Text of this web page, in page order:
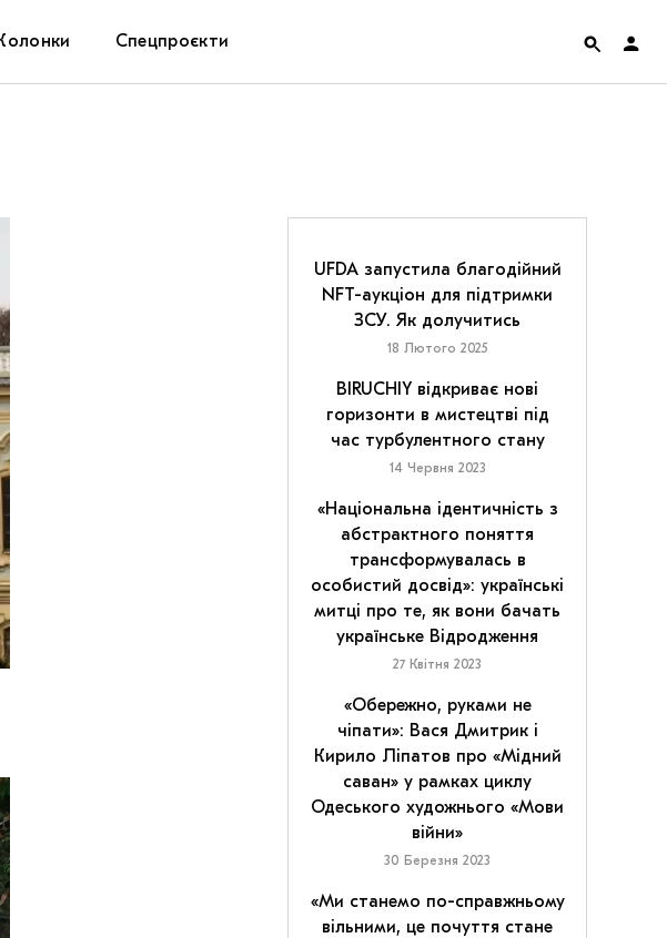
Спецпроєкти
UFDA запустила благодійний
NFT-аукціон для підтримки
ЗСУ. Як долучитись
18 Лютого 2025
BIRUCHIY відкриває нові
горизонти в мистецтві під
час турбулентного стану
14 Червня 2023
«Національна ідентичність з
абстрактного поняття
трансформувалась в
особистий досвід»: українські
митці про те, як вони бачать
українське Відродження
27 Квітня 2023
«Обережно, руками не
чіпати»: Вася Дмитрик і
Кирило Ліпатов про «Мідний
саван» у рамках циклу
Одеського художнього «Мови
війни»
30 Березня 2023
«Ми станемо по-справжньому
вільними, це почуття стане